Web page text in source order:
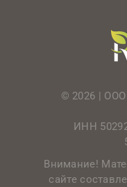
© 2026 |
ИНН
Внимание!
сайте